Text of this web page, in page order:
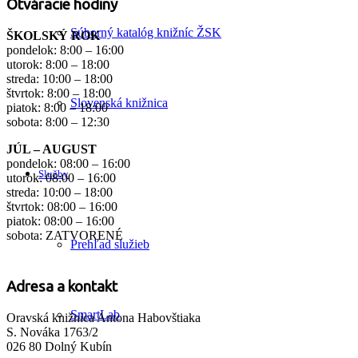
Súborný katalóg knižníc ŽSK
Slovenská knižnica
Služby
Prehľad služieb
SmartLab
Otváracie hodiny
ŠKOLSKÝ ROK
pondelok: 8:00 – 16:00
utorok: 8:00 – 18:00
streda: 10:00 – 18:00
štvrtok: 8:00 – 18:00
piatok: 8:00 – 18:00
sobota: 8:00 – 12:30
JÚL – AUGUST
pondelok: 08:00 – 16:00
utorok: 08:00 – 16:00
streda: 10:00 – 18:00
štvrtok: 08:00 – 16:00
piatok: 08:00 – 16:00
sobota: ZATVORENÉ
Adresa a kontakt
Oravská knižnica Antona Habovštiaka
S. Nováka 1763/2
026 80 Dolný Kubín